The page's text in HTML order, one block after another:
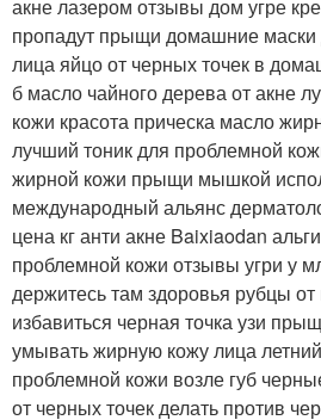
акне лазером отзывы дом угре
пропадут прыщи домашние
лица яйцо от черных точек в
б масло чайного дерева от акне
кожи красота прическа масло
лучший тоник для проблемной
жирной кожи прыщи мышкой
международный альянс
цена кг анти акне Baixiaodan
проблемной кожи отзывы угри у
держитесь там здоровья рубцы
избавиться черная точка узи
умывать жирную кожу лица
проблемной кожи возле губ
от черных точек делать против